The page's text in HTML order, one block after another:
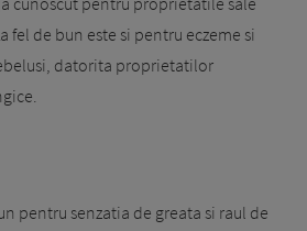
fel de bun este si pentru eczeme si
datorita proprietatilor
pentru senzatia de greata si raul de